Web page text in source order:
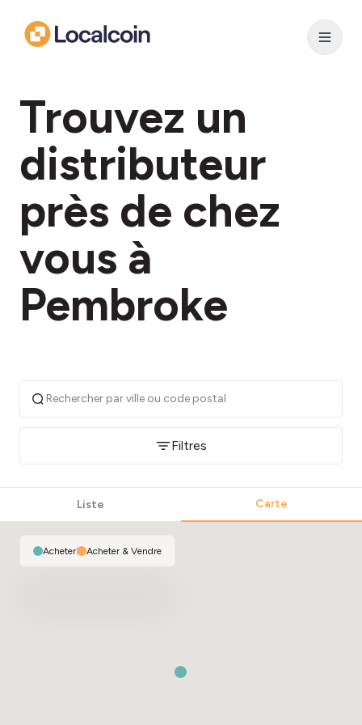
Trouvez un
distributeur
près de chez
vous à
Pembroke
Filtres
Liste Carte
Acheter| Acheter & Vendre